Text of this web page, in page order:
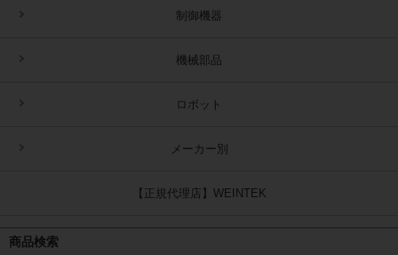
制御機器
機械部品
ロボット
メーカー別
【正規代理店】WEINTEK
商品検索